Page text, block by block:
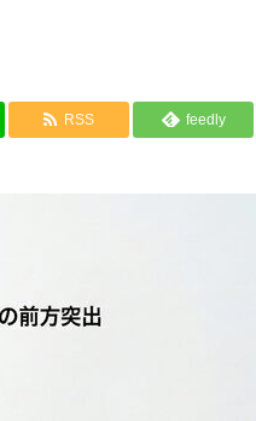
RSS feedly